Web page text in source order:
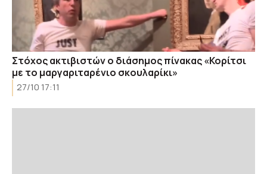
Στόχος ακτιβιστών ο διάσημος πίνακας «Κορίτσι
με το μαργαριταρένιο σκουλαρίκι»
27/10 17:11